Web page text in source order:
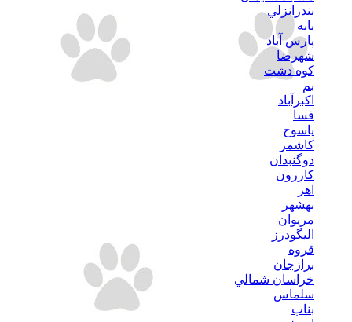
بندرانزلي
بانه
پارس آباد
شهرضا
كوه دشت
بم
اكبرآباد
فسا
ياسوج
كاشمر
دوگنبدان
كازرون
اهر
بهشهر
مريوان
اليگودرز
قروه
برازجان
خراسان شمالي
سلماس
بناب